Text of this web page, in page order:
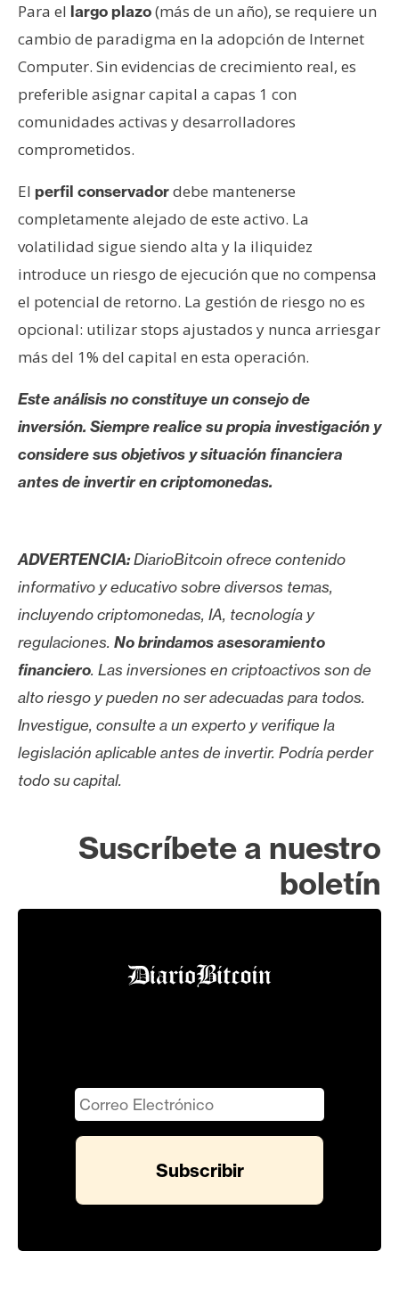
Para el largo plazo(más de un año), se requiere un
cambio de paradigma en la adopción de Internet
Computer. Sin evidencias de crecimiento real, es
preferible asignar capital a capas 1 con
comunidades activas y desarrolladores
comprometidos.
El perfil conservadordebe mantenerse
completamente alejado de este activo. La
volatilidad sigue siendo alta y la iliquidez
introduce un riesgo de ejecución que no compensa
el potencial de retorno. La gestión de riesgo no es
opcional: utilizar stops ajustados y nunca arriesgar
más del 1% del capital en esta operación.
Este análisis no constituye un consejo de
inversión. Siempre realice su propia investigación y
considere sus objetivos y situación financiera
antes de invertir en criptomonedas.
ADVERTENCIA:DiarioBitcoin ofrece contenido
informativo y educativo sobre diversos temas,
incluyendo criptomonedas, IA, tecnología y
regulaciones. No brindamos asesoramiento
financiero. Las inversiones en criptoactivos son de
alto riesgo y pueden no ser adecuadas para todos.
Investigue, consulte a un experto y verifique la
legislación aplicable antes de invertir. Podría perder
todo su capital.
Suscríbete a nuestro
boletín